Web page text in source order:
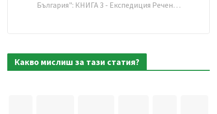
България": КНИГА 3 - Експедиция Речен…
Какво мислиш за тази статия?